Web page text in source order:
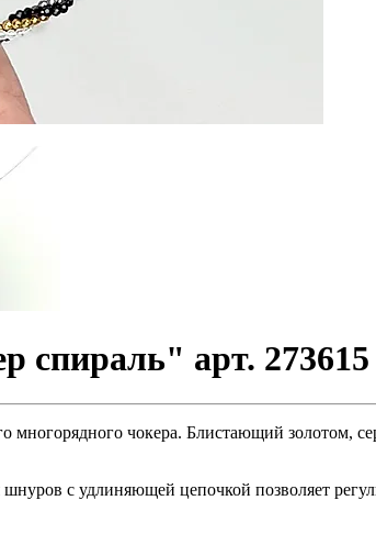
спираль" арт. 273615
многорядного чокера. Блистающий золотом,
с удлиняющей цепочкой позволяет